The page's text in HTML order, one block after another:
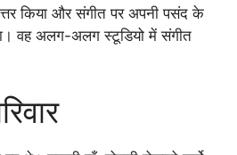
किया और संगीत पर अपनी पसंद के
वह अलग-अलग स्टूडियो में संगीत